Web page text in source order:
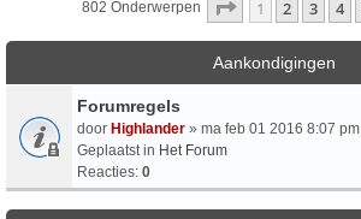
802 Onderwerpen Pagina Van33
1 2 3 4
Aankondigingen
Forumregels
door Highlander » ma feb 01 2016 8:07 pm
Geplaatst in Het Forum
Reacties: 0